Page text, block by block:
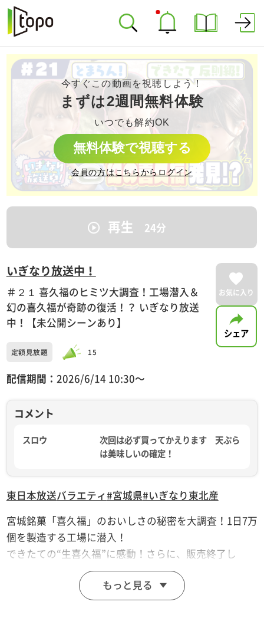
今すぐこの動画を視聴しよう！
まずは2週間無料体験
いつでも解約OK
無料体験で視聴する
会員の方はこちらからログイン
再生 24分
いぎなり放送中！
＃２１ 喜久福のヒミツ大調査！工場潜入＆
幻の喜久福が奇跡の復活！？ いぎなり放送
中！【未公開シーンあり】
定額見放題 15
配信期間： 2026/6/14 10:30〜
お気に入り
シェア
コメント
スロウ
次回は必ず買ってかえります 天ぷら
は美味しいの確定！
東日本放送バラエティ #宮城県#いぎなり東北産
宮城銘菓「喜久福」のおいしさの秘密を大調査！1日7万
個を製造する工場に潜入！
できたての“生喜久福”に感動！さらに、販売終了し
た“幻の喜久福”が奇跡の復活！？
この動画は2026年6月14日(日)に放送されたものです。
もっと見る